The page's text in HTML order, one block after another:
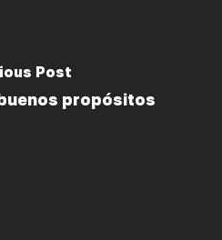
Post
propósitos